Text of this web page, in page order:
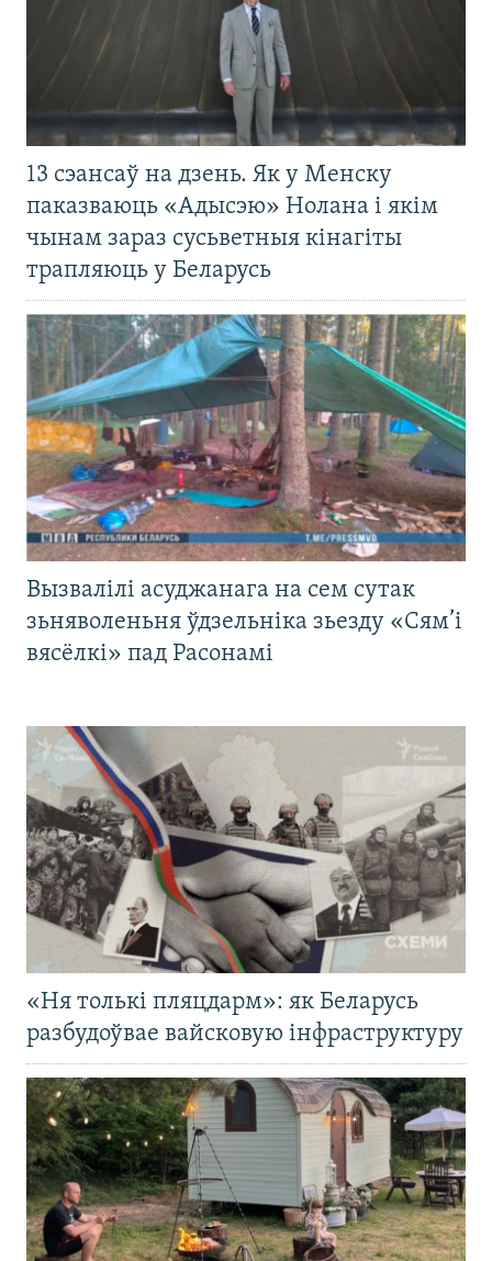
13 сэансаў на дзень. Як у Менску
паказваюць «Адысэю» Нолана і якім
чынам зараз сусьветныя кінагіты
трапляюць у Беларусь
Вызвалілі асуджанага на сем сутак
зьняволеньня ўдзельніка зьезду «Сям’і
вясёлкі» пад Расонамі
«Ня толькі пляцдарм»: як Беларусь
разбудоўвае вайсковую інфраструктуру